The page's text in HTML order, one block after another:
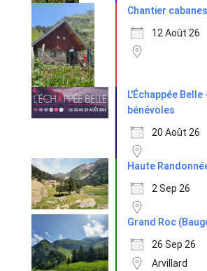
Chantier
12 Août 26
L'Échappée
bénévoles
20 Août 26
Haute
2 Sep 26
Grand Roc
26 Sep 26
Arvillard